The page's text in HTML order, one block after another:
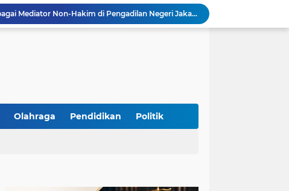
Resmi Terdaftar sebagai Mediator Non-Hakim di Pengadilan Negeri Jakarta Selatan, Yandri, S.H. Siap Mengedepankan Keadilan Melalui Jalur Perdamaian
Yandri SH Kawal APDESI di Gugatan PSN PIK 2, Tegaskan Komitmen pada Supremasi Hukum
ketua LBH DEWAN ADAT BAMUS BETAWI Sapto Wibowo S, S.H. Jalih Pitoeng Salah Alamat Mengenai Statement di Media
Olahraga Pendidikan Politik